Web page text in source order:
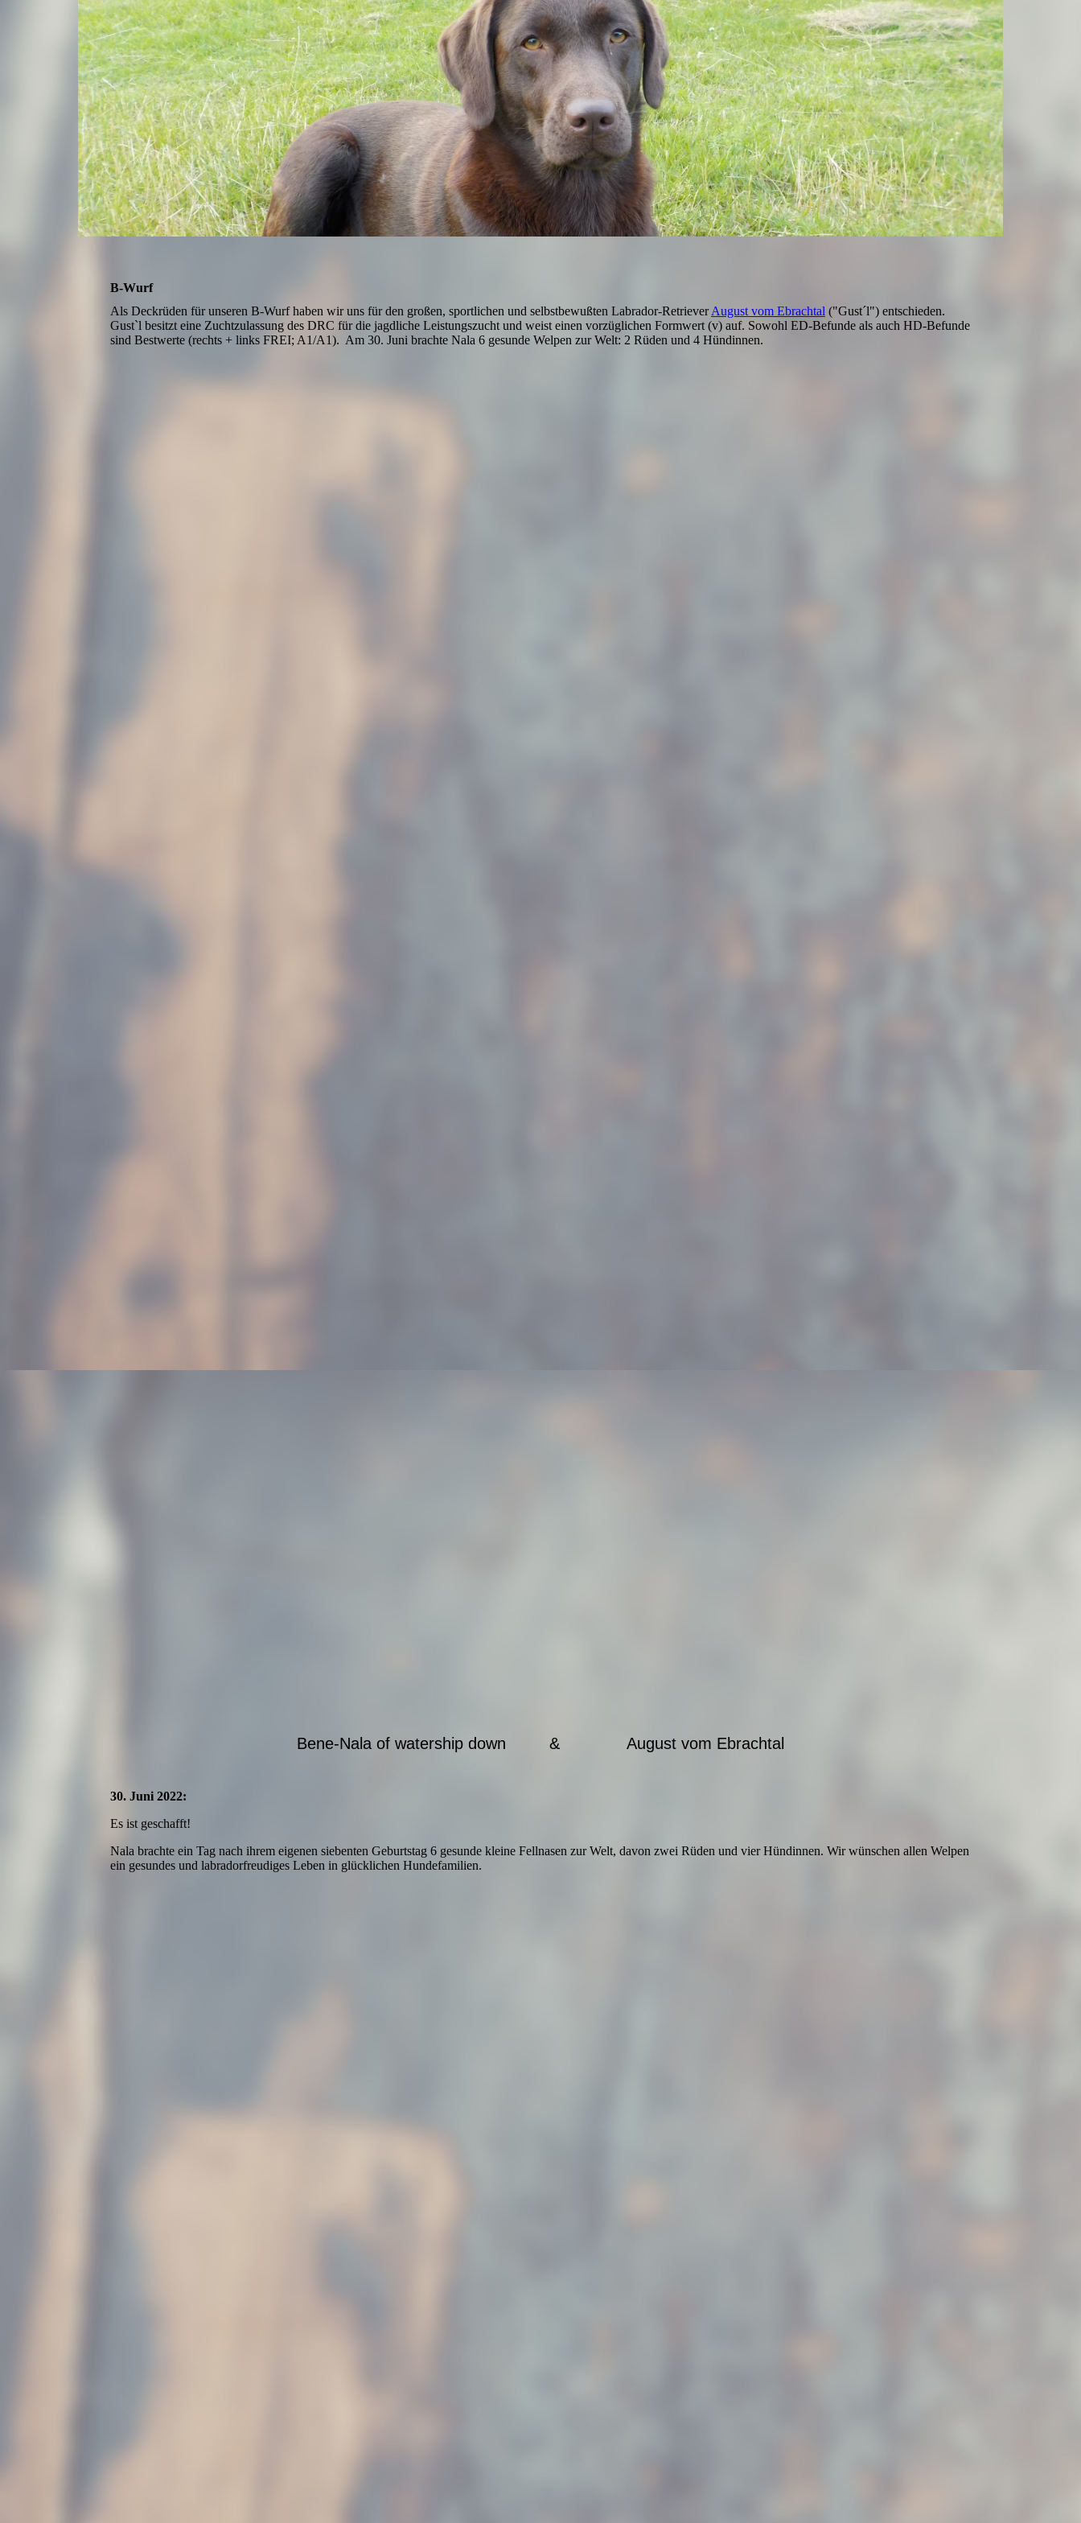
B-Wurf
Als Deckrüden für unseren B-Wurf haben wir uns für den großen, sportlichen und selbstbewußten Labrador-RetrieverAugust vom Ebrachtal ("Gust´l") entschieden.
Gust`l besitzt eine Zuchtzulassung des DRC für die jagdliche Leistungszucht und weist einen vorzüglichen Formwert (v) auf. Sowohl ED-Befunde als auch HD-Befunde
sind Bestwerte (rechts + links FREI; A1/A1). Am 30. Juni brachte Nala 6 gesunde Welpen zur Welt: 2 Rüden und 4 Hündinnen.
Bene-Nala of watership down & August vom Ebrachtal
30. Juni 2022:
Es ist geschafft!
Nala brachte ein Tag nach ihrem eigenen siebenten Geburtstag 6 gesunde kleine Fellnasen zur Welt, davon zwei Rüden und vier Hündinnen. Wir wünschen allen Welpen
ein gesundes und labradorfreudiges Leben in glücklichen Hundefamilien.